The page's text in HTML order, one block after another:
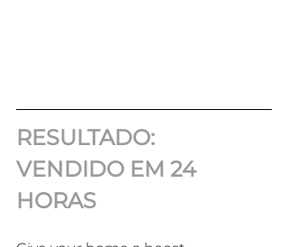
RESULTADO:
VENDIDO EM 24
HORAS